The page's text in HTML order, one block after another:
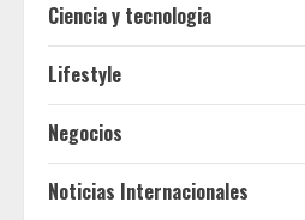
Ciencia y tecnologia
Lifestyle
Negocios
Noticias Internacionales